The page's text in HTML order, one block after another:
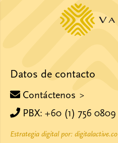
Datos de contacto
Contáctenos
PBX: +60 (1) 756 0809
Estrategia digital por: digitalactive.co